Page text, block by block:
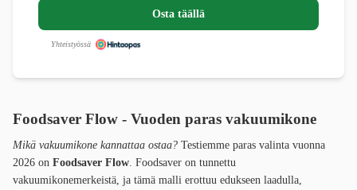
Osta täällä
Yhteistyössä
Foodsaver Flow - Vuoden paras vakuumikone
Mikä vakuumikone kannattaa ostaa? Testiemme paras valinta vuonna
2026 on Foodsaver Flow . Foodsaver on tunnettu
vakuumikonemerkeistä, ja tämä malli erottuu edukseen laadulla,